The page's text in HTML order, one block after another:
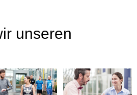
unseren